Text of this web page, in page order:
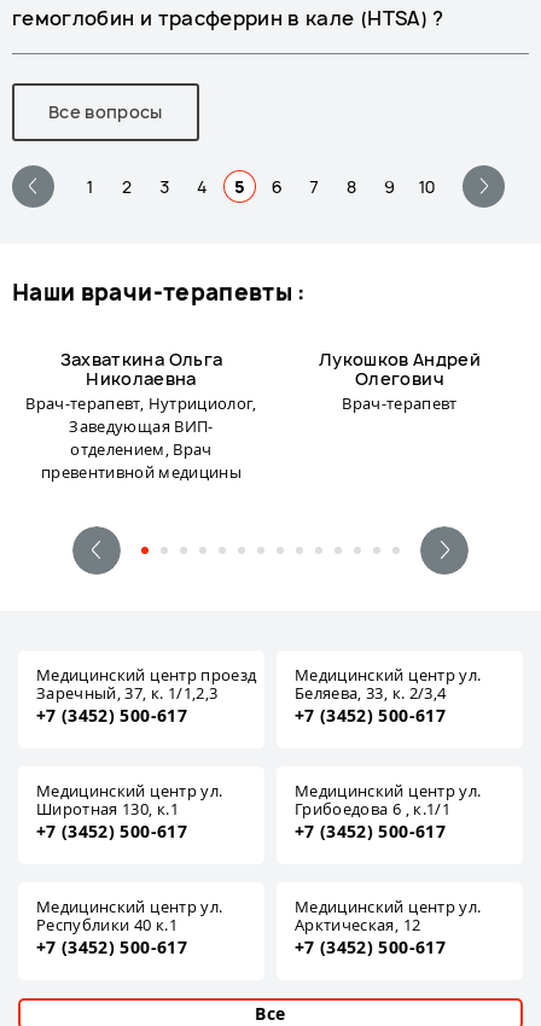
гемоглобин и трасферрин в кале (HTSA) ?
Все вопросы
1 2 3 4 5 6 7 8 9 10
наши врачи-терапевты :
Захваткина Ольга
Николаевна
Врач-терапевт, Нутрициолог,
Заведующая ВИП-
отделением, Врач
превентивной медицины
Лукошков Андрей
Олегович
Врач-терапевт
Медицинский центр проезд
Заречный, 37, к. 1/1,2,3
+7 (3452) 500-617
Медицинский центр ул.
Беляева, 33, к. 2/3,4
+7 (3452) 500-617
Медицинский центр ул.
Широтная 130, к.1
+7 (3452) 500-617
Медицинский центр ул.
Грибоедова 6 , к.1/1
+7 (3452) 500-617
Медицинский центр ул.
Республики 40 к.1
+7 (3452) 500-617
Медицинский центр ул.
Арктическая, 12
+7 (3452) 500-617
Все